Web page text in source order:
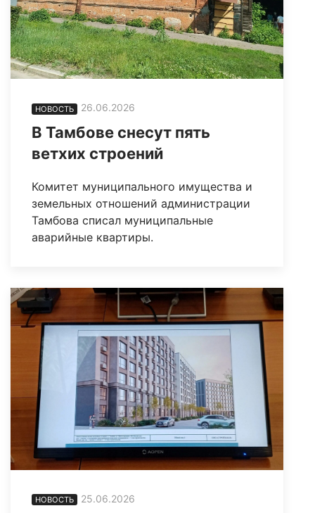
НОВОСТЬ 26.06.2026
В Тамбове снесут пять
ветхих строений
Комитет муниципального имущества и
земельных отношений администрации
Тамбова списал муниципальные
аварийные квартиры.
НОВОСТЬ 25.06.2026